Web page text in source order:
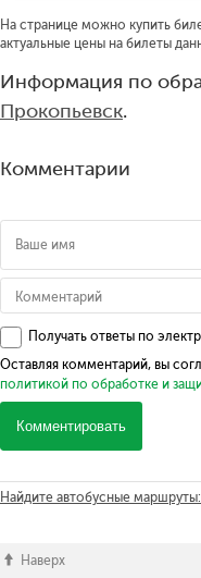
На странице можно купить
актуальные цены на билеты
Информация по
Прокопьевск.
Комментарии
Получать ответы по
Оставляя комментарий, вы
политикой по обработке и
Комментировать
Найдите автобусные
Наверх